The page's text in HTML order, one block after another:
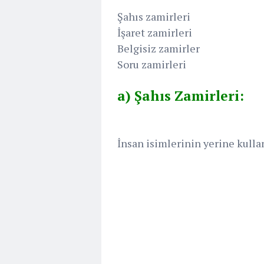
Şahıs zamirleri
İşaret zamirleri
Belgisiz zamirler
Soru zamirleri
a) Şahıs Zamirleri:
İnsan isimlerinin yerine